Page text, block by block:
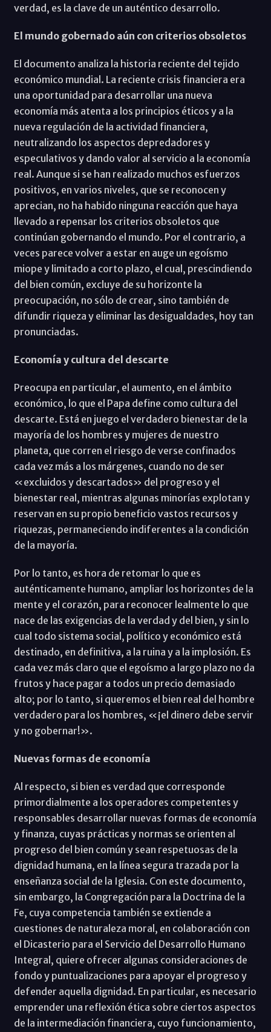
verdad, es la clave de un auténtico desarrollo.
El mundo gobernado aún con criterios obsoletos
El documento analiza la historia reciente del tejido
económico mundial. La reciente crisis financiera era
una oportunidad para desarrollar una nueva
economía más atenta a los principios éticos y a la
nueva regulación de la actividad financiera,
neutralizando los aspectos depredadores y
especulativos y dando valor al servicio a la economía
real. Aunque si se han realizado muchos esfuerzos
positivos, en varios niveles, que se reconocen y
aprecian, no ha habido ninguna reacción que haya
llevado a repensar los criterios obsoletos que
continúan gobernando el mundo. Por el contrario, a
veces parece volver a estar en auge un egoísmo
miope y limitado a corto plazo, el cual, prescindiendo
del bien común, excluye de su horizonte la
preocupación, no sólo de crear, sino también de
difundir riqueza y eliminar las desigualdades, hoy tan
pronunciadas.
Economía y cultura del descarte
Preocupa en particular, el aumento, en el ámbito
económico, lo que el Papa define como cultura del
descarte. Está en juego el verdadero bienestar de la
mayoría de los hombres y mujeres de nuestro
planeta, que corren el riesgo de verse confinados
cada vez más a los márgenes, cuando no de ser
«excluidos y descartados» del progreso y el
bienestar real, mientras algunas minorías explotan y
reservan en su propio beneficio vastos recursos y
riquezas, permaneciendo indiferentes a la condición
de la mayoría.
Por lo tanto, es hora de retomar lo que es
auténticamente humano, ampliar los horizontes de la
mente y el corazón, para reconocer lealmente lo que
nace de las exigencias de la verdad y del bien, y sin lo
cual todo sistema social, político y económico está
destinado, en definitiva, a la ruina y a la implosión. Es
cada vez más claro que el egoísmo a largo plazo no da
frutos y hace pagar a todos un precio demasiado
alto; por lo tanto, si queremos el bien real del hombre
verdadero para los hombres, «¡el dinero debe servir
y no gobernar!».
Nuevas formas de economía
Al respecto, si bien es verdad que corresponde
primordialmente a los operadores competentes y
responsables desarrollar nuevas formas de economía
y finanza, cuyas prácticas y normas se orienten al
progreso del bien común y sean respetuosas de la
dignidad humana, en la línea segura trazada por la
enseñanza social de la Iglesia. Con este documento,
sin embargo, la Congregación para la Doctrina de la
Fe, cuya competencia también se extiende a
cuestiones de naturaleza moral, en colaboración con
el Dicasterio para el Servicio del Desarrollo Humano
Integral, quiere ofrecer algunas consideraciones de
fondo y puntualizaciones para apoyar el progreso y
defender aquella dignidad. En particular, es necesario
emprender una reflexión ética sobre ciertos aspectos
de la intermediación financiera, cuyo funcionamiento,